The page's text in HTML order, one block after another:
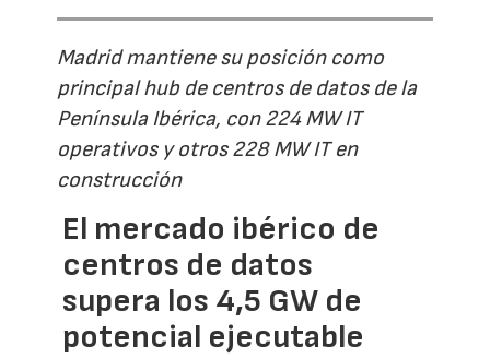
Madrid mantiene su posición como
principal hub de centros de datos de la
Península Ibérica, con 224 MW IT
operativos y otros 228 MW IT en
construcción
El mercado ibérico de
centros de datos
supera los 4,5 GW de
potencial ejecutable